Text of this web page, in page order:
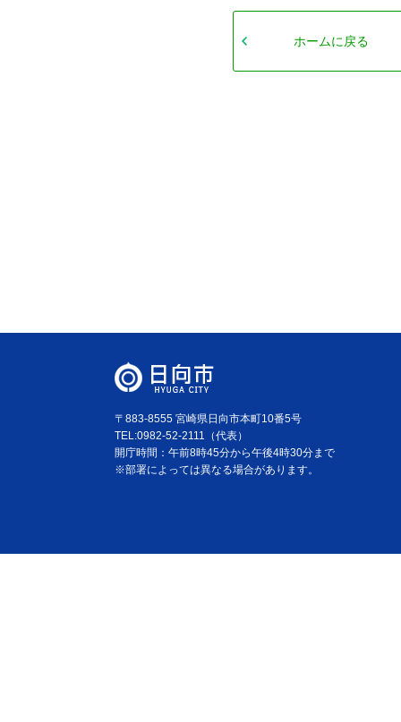
ホームに戻る
〒883-8555 宮崎県日向市本町10番5号
TEL:0982-52-2111（代表）
開庁時間：午前8時45分から午後4時30分まで
※部署によっては異なる場合があります。